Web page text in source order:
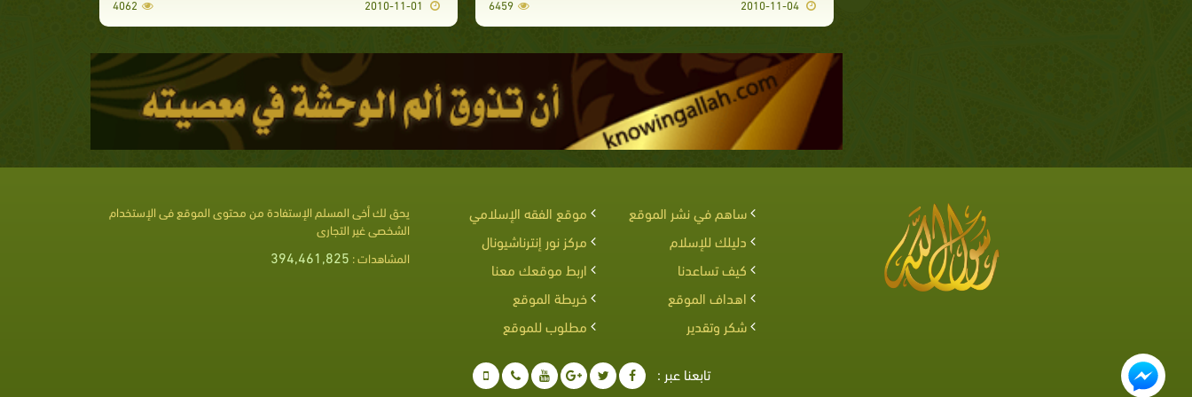
2010-11-04
6459
4062
ساهم في نشر الموقع
موقع الفقه الإسلامي
دليلك للإسلام
مركز نور إنترناشيونال
كيف تساعدنا
اربط موقعك معنا
اهداف الموقع
خريطة الموقع
شكر وتقدير
مطلوب للموقع
يحق لك أخى المسلم الإستفادة من محتوى الموقع فى الإستخدام
الشخصى غير التجارى
المشاهدات : 394,461,825
تابعنا عبر :